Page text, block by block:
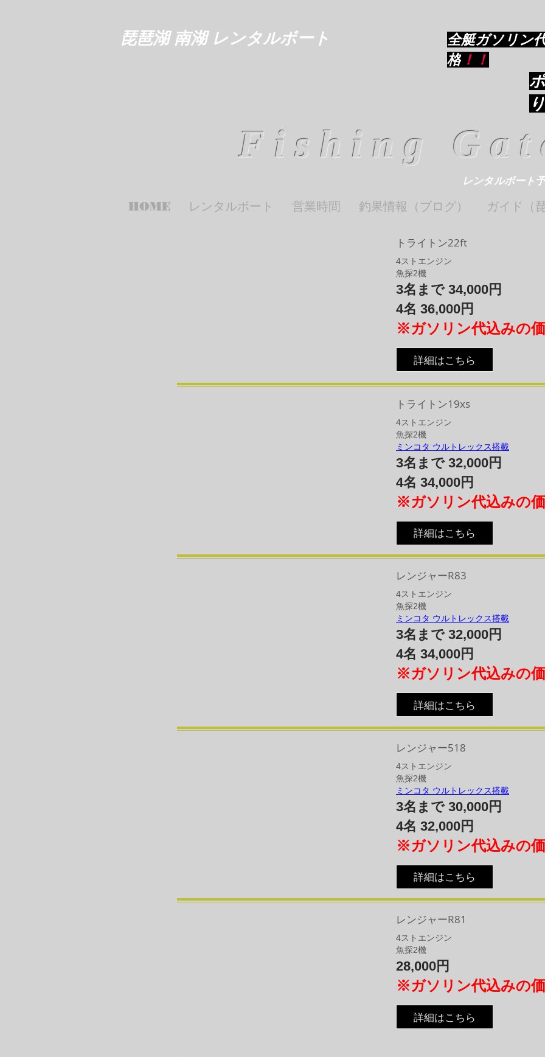
琵琶湖 南湖 レンタルボート
全艇ガソリン
格 ！！
り
Fishing
レンタルボート
HOME レンタルボート 営業時間 釣果情報（ブログ） ガイド（
トライトン22ft
4​ストエンジン​
魚探2機
3名まで 34,000円
4名 36,000円
※ガソリン代込みの
詳細はこちら
トライトン19xs
4​ストエンジン​
魚探2機
ミンコタ ウルトレックス搭載
3名まで 32,000円
4名 34,000円
※ガソリン代込みの
詳細はこちら
レンジャーR83
4​ストエンジン​
魚探2機
ミンコタ ウルトレックス搭載
3名まで 32,000円
4名 34,000円
※ガソリン代込みの
詳細はこちら
レンジャー518
4​ストエンジン
​魚探2機
ミンコタ ウルトレックス搭載
3名まで 30,000円
4名 32,000円
※ガソリン代込みの
詳細はこちら
レンジャーR81
4​ストエンジン
魚探2機
28,000円
※ガソリン代込みの
詳細はこちら